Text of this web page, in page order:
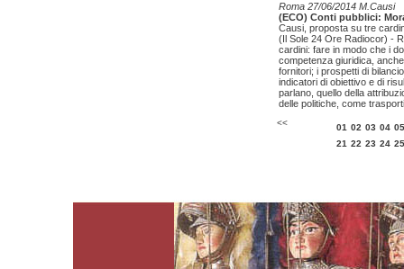
Roma 27/06/2014 M.Causi
(ECO) Conti pubblici:
Causi, proposta su tre
(Il Sole 24 Ore Radiocor) -
cardini: fare in modo che i
competenza giuridica,
fornitori; i prospetti di
indicatori di obiettivo e di
parlano, quello della
delle politiche, come
<< 01 02 03 04 05
21 22 23 24 25